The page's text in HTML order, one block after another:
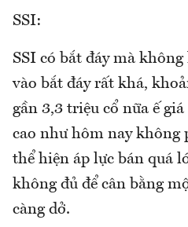
SSI:
SSI có bắt đáy mà
vào bắt đáy rất khá,
gần 3,3 triệu cổ nữa ế
cao như hôm nay không
thể hiện áp lực bán quá
không đủ để cân bằng
càng dở.